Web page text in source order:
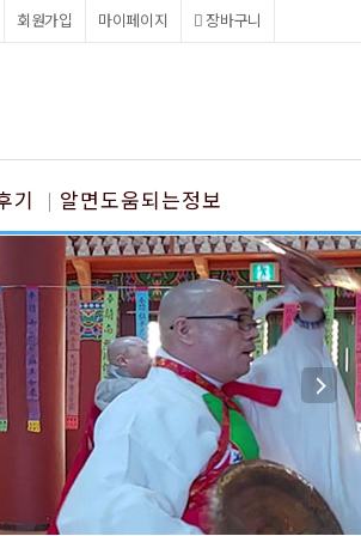
장바구니
마이페이지
회원가입
기 알면도움되는정보